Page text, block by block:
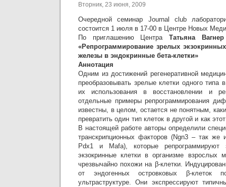
Вторник, 23 июня, 2009
Очередной семинар Journal club
состоится 1 июля в 17-00 в Центре Новых
По приглашению ЦентраТатьяна
«Репрограммирование зрелых
железы в эндокринные бета-клетки»
Аннотация
Одним из достижений регенеративной
преобразовывать зрелые клетки одного типа
их использования в восстановлении и
отдельные примеры репрограммирования
известны, в целом, остается не понятным,
превратить один тип клеток в другой и как
В настоящей работе авторы определили
транскрипционных факторов (Ngn3 – так же
Pdx1 и Mafa), которые репрограммируют
экзокринные клетки в организме взрослых
чрезвычайно похожи на β-клетки.
от эндогенных островковых β-
ультраструктуре. Они экспрессируют